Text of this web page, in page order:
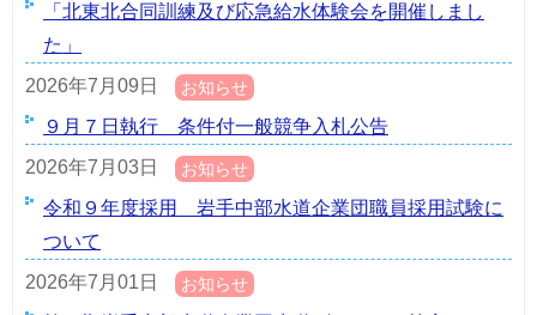
「北東北合同訓練及び応急給水体験会を開催しまし
た」
2026年7月09日
お知らせ
９月７日執行 条件付一般競争入札公告
2026年7月03日
お知らせ
令和９年度採用 岩手中部水道企業団職員採用試験に
ついて
2026年7月01日
お知らせ